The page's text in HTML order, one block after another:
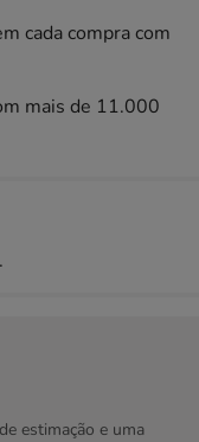
cada compra com
mais de 11.000
estimação e uma